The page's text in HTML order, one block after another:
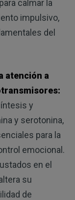
calmar la
impulsivo,
del
atención a
y
y serotonina,
para la
emocional.
en el
su
de